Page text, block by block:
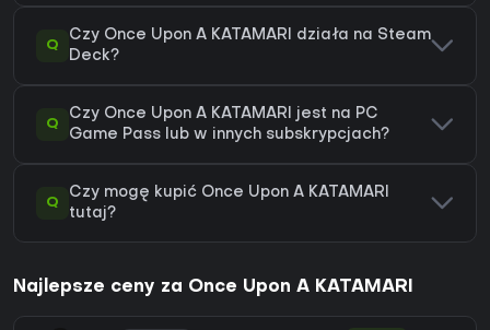
Q
Czy Once Upon A KATAMARI działa na Steam
Deck?
Q
Czy Once Upon A KATAMARI jest na PC
Game Pass lub w innych subskrypcjach?
Q
Czy mogę kupić Once Upon A KATAMARI
tutaj?
Najlepsze ceny za Once Upon A KATAMARI